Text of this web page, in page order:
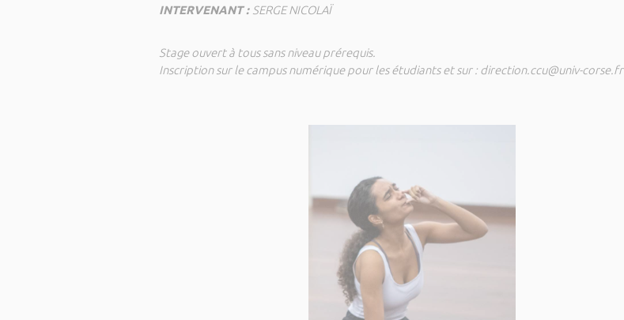
INTERVENANT : SERGE NICOLAÏ
Stage ouvert à tous sans niveau prérequis.
Inscription sur le campus numérique pour les étudiants et sur : direction.ccu@univ-corse.fr